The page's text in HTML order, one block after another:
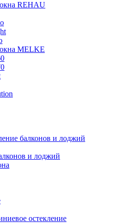
REHAU
MELKE
балконов и лоджий
и лоджий
остекление